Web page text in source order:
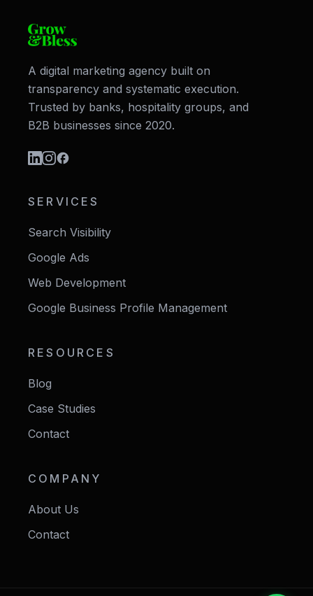
A digital marketing agency built on
transparency and systematic execution.
Trusted by banks, hospitality groups, and
B2B businesses since 2020.
SERVICES
Search Visibility
Google Ads
Web Development
Google Business Profile Management
RESOURCES
Blog
Case Studies
Contact
COMPANY
About Us
Contact